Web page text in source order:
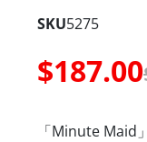
SKU5275
$187.00
「Minute Maid